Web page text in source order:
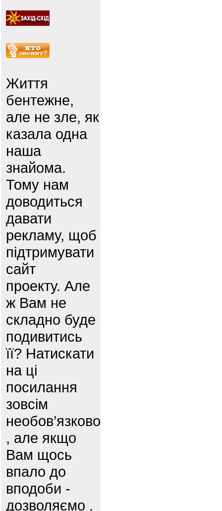
Життя
бентежне,
але не зле, як
казала одна
наша
знайома.
Тому нам
доводиться
давати
рекламу, щоб
підтримувати
сайт
проекту. Але
ж Вам не
складно буде
подивитись
її? Натискати
на ці
посилання
зовсім
необов’язково
, але якщо
Вам щось
впало до
вподоби -
дозволяємо .